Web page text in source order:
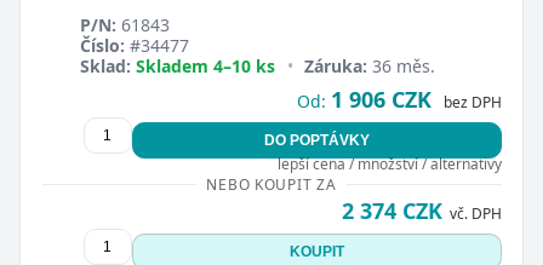
P/N: 61843
Číslo: #34477
Sklad: Skladem 4–10 ks • Záruka: 36 měs.
Od: 1 906 CZK bez DPH
DO POPTÁVKY
lepší cena / množství / alternativy
NEBO KOUPIT ZA
2 374 CZK vč. DPH
KOUPIT